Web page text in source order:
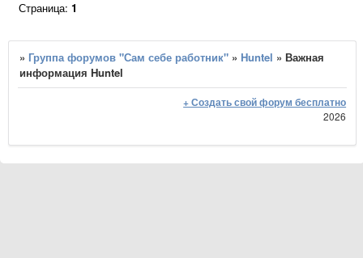
Страница:1
» Группа форумов "Сам себе работник" » Huntel »Важная
информация Huntel
+ Создать свой форум бесплатно
2026